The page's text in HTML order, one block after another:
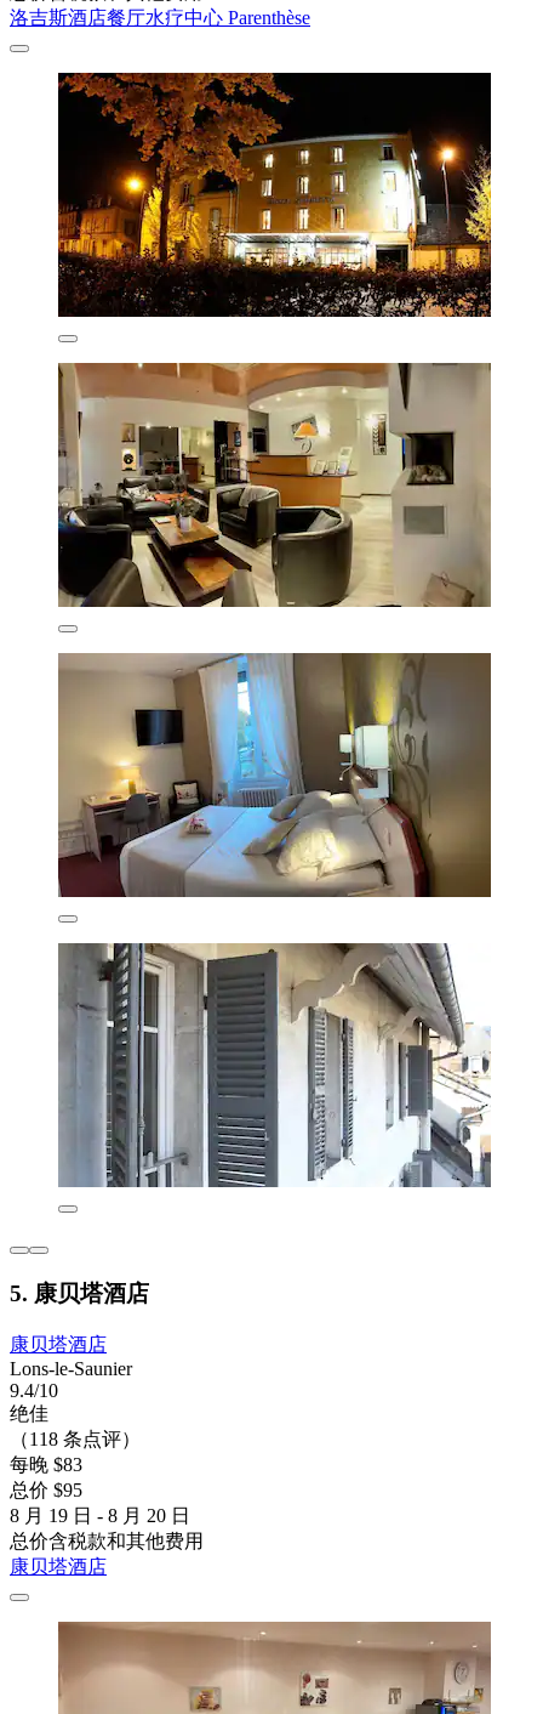
洛吉斯酒店餐厅水疗中心 Parenthèse
5. 康贝塔酒店
康贝塔酒店
Lons-le-Saunier
9.4/10
绝佳
（118 条点评）
每晚 $83
总价 $95
8 月 19 日 - 8 月 20 日
总价含税款和其他费用
康贝塔酒店